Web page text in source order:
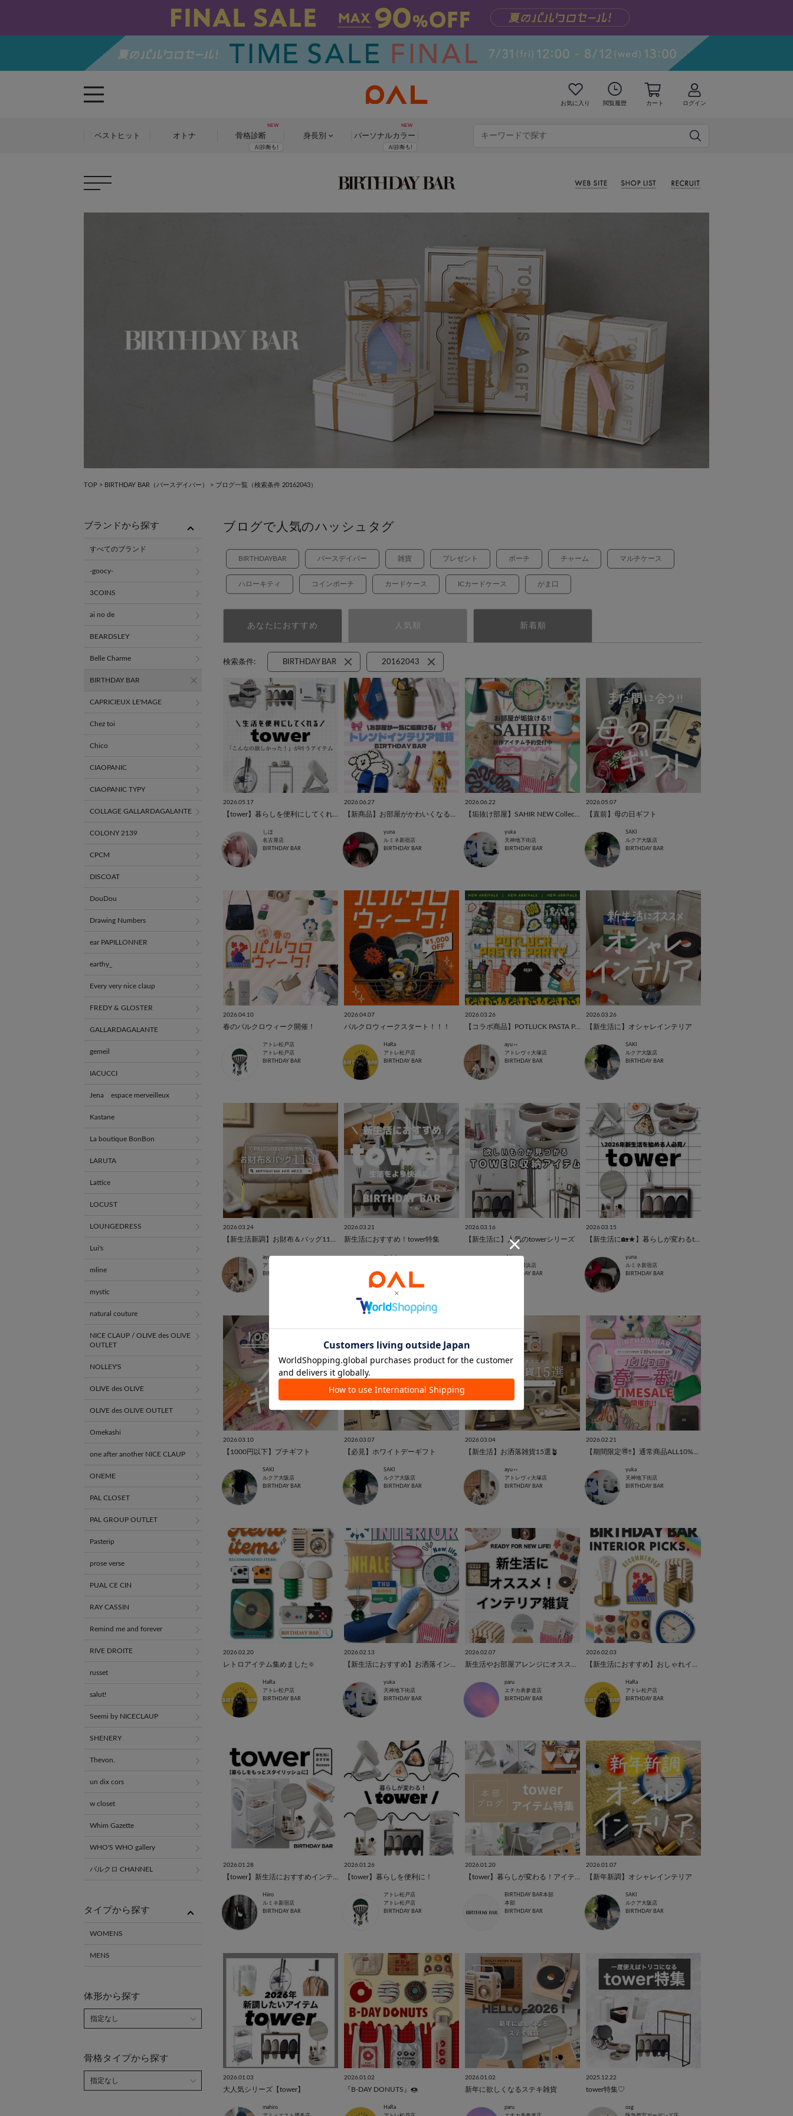
お気に入り 閲覧履歴 カート ログイン
ベストヒット オトナ 骨格診断 身長別 パーソナルカラー
TOP > BIRTHDAY BAR（バースデイバー） > ブログ一覧 （検索条件 20162043）
ブログで人気のハッシュタグ
BIRTHDAYBAR バースデイバー 雑貨 プレゼント ポーチ チャーム マルチケース
ハローキティ コインポーチ カードケース ICカードケース がま口
あなたにおすすめ 人気順 新着順
検索条件: BIRTHDAY BAR 20162043
2026.05.17
しほ
名古屋店
BIRTHDAY BAR
2026.06.27
yuna
ルミネ新宿店
BIRTHDAY BAR
2026.06.22
yuka
天神地下街店
BIRTHDAY BAR
2026.05.07
【直前】母の日ギフト
SAKI
ルクア大阪店
BIRTHDAY BAR
2026.04.10
春のパルクロウィーク開催！
アトレ松戸店
アトレ松戸店
BIRTHDAY BAR
2026.04.07
パルクロウィークスタート！！！
HaRa
アトレ松戸店
BIRTHDAY BAR
2026.03.26
【コラボ商品】POTLUCK PASTA PARTY🍝
ayu ⑅
アトレヴィ大塚店
BIRTHDAY BAR
2026.03.26
【新生活に】オシャレインテリア
SAKI
ルクア大阪店
BIRTHDAY BAR
2026.03.24
ayu ⑅
アトレヴィ大塚店
BIRTHDAY BAR
2026.03.21
新生活におすすめ！tower特集
ひらた
BIRTHDAY BAR
2026.03.16
【新生活に】人気のtowerシリーズ
chii
ルミネ横浜店
BIRTHDAY BAR
2026.03.15
yuna
ルミネ新宿店
BIRTHDAY BAR
2026.03.10
【1000円以下】プチギフト
SAKI
ルクア大阪店
BIRTHDAY BAR
2026.03.07
【必見】ホワイトデーギフト
SAKI
ルクア大阪店
BIRTHDAY BAR
2026.03.04
【新生活】お洒落雑貨15選🪴
ayu ⑅
アトレヴィ大塚店
BIRTHDAY BAR
2026.02.21
yuka
天神地下街店
BIRTHDAY BAR
2026.02.20
レトロアイテム集めました🔆
HaRa
アトレ松戸店
BIRTHDAY BAR
2026.02.13
yuka
天神地下街店
BIRTHDAY BAR
2026.02.07
paru
エチカ表参道店
BIRTHDAY BAR
2026.02.03
HaRa
アトレ松戸店
BIRTHDAY BAR
2026.01.28
Hiiro
ルミネ新宿店
BIRTHDAY BAR
2026.01.26
【tower】暮らしを便利に！
アトレ松戸店
アトレ松戸店
BIRTHDAY BAR
2026.01.20
BIRTHDAY BAR本部
本部
BIRTHDAY BAR
2026.01.07
【新年新調】オシャレインテリア
SAKI
ルクア大阪店
BIRTHDAY BAR
2026.01.03
大人気シリーズ【tower】
mahiro
2026.01.02
『B-DAY DONUTS』🍩
HaRa
2026.01.02
新年に欲しくなるステキ雑貨
paru
2025.12.22
tower特集♡
osg
ブランドから探す
すべてのブランド
-goocy-
3COINS
ai no de
BEARDSLEY
Belle Charme
BIRTHDAY BAR
CAPRICIEUX LE'MAGE
Chez toi
Chico
CIAOPANIC
CIAOPANIC TYPY
COLLAGE GALLARDAGALANTE
COLONY 2139
CPCM
DISCOAT
DouDou
Drawing Numbers
ear PAPILLONNER
earthy_
Every very nice claup
FREDY & GLOSTER
GALLARDAGALANTE
gemeil
IACUCCI
Jena espace merveilleux
Kastane
La boutique BonBon
LARUTA
Lattice
LOCUST
LOUNGEDRESS
Lui's
mline
mystic
natural couture
NICE CLAUP / OLIVE des OLIVE
OUTLET
NOLLEY'S
OLIVE des OLIVE
OLIVE des OLIVE OUTLET
Omekashi
one after another NICE CLAUP
ONEME
PAL CLOSET
PAL GROUP OUTLET
Pasterip
prose verse
PUAL CE CIN
RAY CASSIN
Remind me and forever
RIVE DROITE
russet
salut!
Seemi by NICECLAUP
SHENERY
Thevon.
un dix cors
w closet
Whim Gazette
WHO'S WHO gallery
パルクロ CHANNEL
タイプから探す
WOMENS
MENS
体形から探す
骨格タイプから探す